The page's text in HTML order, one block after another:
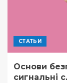
СТАТЬИ
Основи
сигнальні